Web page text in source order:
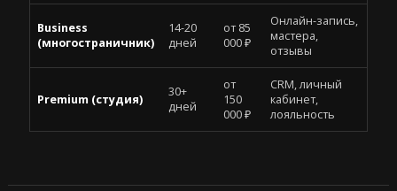
Business
(многостраничник)
14-20
дней
от 85
000 ₽
Онлайн-запись,
мастера,
отзывы
Premium (студия)
30+
дней
от
150
000 ₽
CRM, личный
кабинет,
лояльность